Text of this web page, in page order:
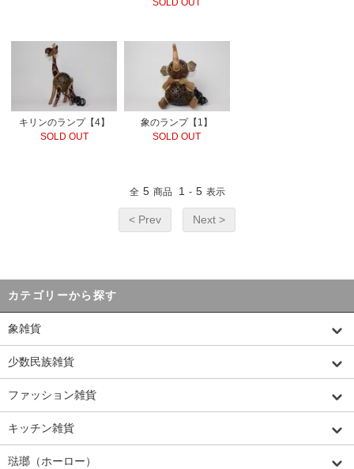
SOLD OUT
キリンのランプ【4】
SOLD OUT
象のランプ【1】
SOLD OUT
全 5 商品 1 - 5 表示
< Prev Next >
カテゴリーから探す
象雑貨
少数民族雑貨
ファッション雑貨
キッチン雑貨
琺瑯（ホーロー）